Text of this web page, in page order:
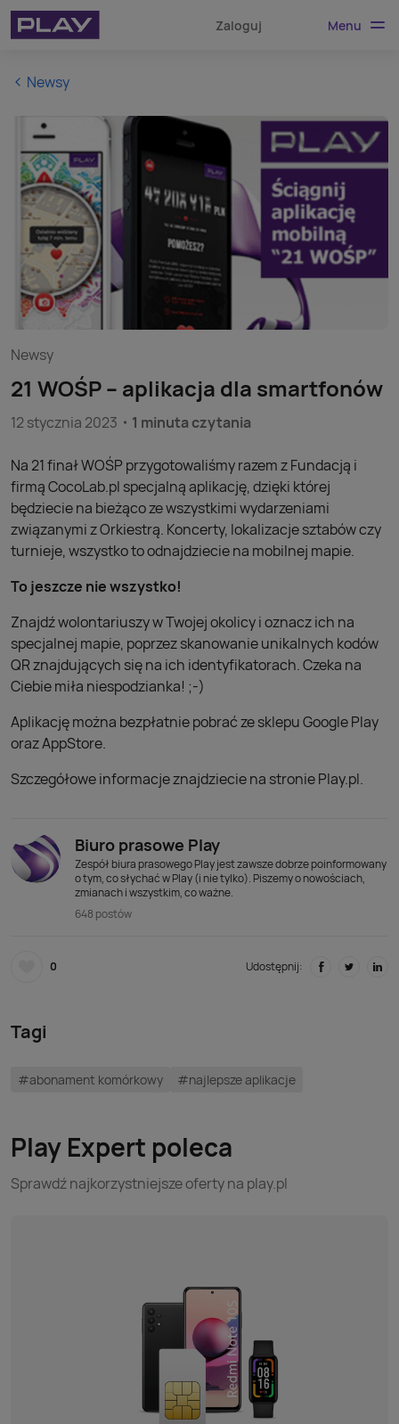
Zaloguj Menu
Newsy
Newsy
21 WOŚP – aplikacja dla smartfonów
12 stycznia 2023 1 minuta czytania
Na 21 finał WOŚP przygotowaliśmy razem z Fundacją i
firmą CocoLab.pl specjalną aplikację, dzięki której
będziecie na bieżąco ze wszystkimi wydarzeniami
związanymi z Orkiestrą. Koncerty, lokalizacje sztabów czy
turnieje, wszystko to odnajdziecie na mobilnej mapie.
To jeszcze nie wszystko!
Znajdź wolontariuszy w Twojej okolicy i oznacz ich na
specjalnej mapie, poprzez skanowanie unikalnych kodów
QR znajdujących się na ich identyfikatorach. Czeka na
Ciebie miła niespodzianka! ;-)
Aplikację można bezpłatnie pobrać ze sklepu Google Play
oraz AppStore.
Szczegółowe informacje znajdziecie na stronie Play.pl.
Biuro prasowe Play
Zespół biura prasowego Play jest zawsze dobrze poinformowany
o tym, co słychać w Play (i nie tylko). Piszemy o nowościach,
zmianach i wszystkim, co ważne.
648 postów
0 Udostępnij:
Tagi
#abonament komórkowy #najlepsze aplikacje
Play Expert poleca
Sprawdź najkorzystniejsze oferty na play.pl